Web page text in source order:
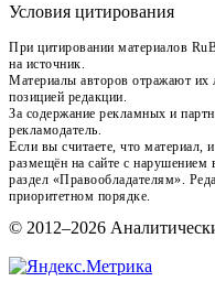
Условия цитирования
При цитировании материалов
на источник.
Материалы авторов отражают их
позицией редакции.
За содержание рекламных и
рекламодатель.
Если вы считаете, что материал,
размещён на сайте с нарушением
раздел «Правообладателям».
приоритетном порядке.
© 2012–2026